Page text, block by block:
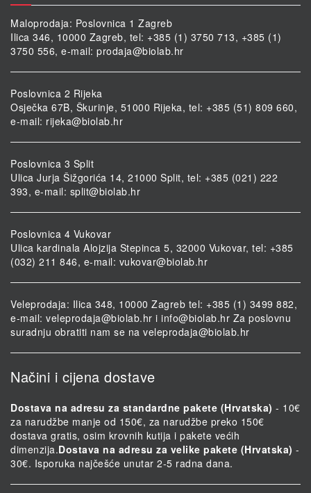
Maloprodaja: Poslovnica 1 Zagreb
Ilica 346, 10000 Zagreb, tel: +385 (1) 3750 713, +385 (1)
3750 556, e-mail: prodaja@biolab.hr
Poslovnica 2 Rijeka
Osječka 67B, Škurinje, 51000 Rijeka, tel: +385 (51) 809 660,
e-mail: rijeka@biolab.hr
Poslovnica 3 Split
Ulica Jurja Šižgorića 14, 21000 Split, tel: +385 (021) 222
393, e-mail: split@biolab.hr
Poslovnica 4 Vukovar
Ulica kardinala Alojzija Stepinca 5, 32000 Vukovar, tel: +385
(032) 211 846, e-mail: vukovar@biolab.hr
Veleprodaja: Ilica 348, 10000 Zagreb tel: +385 (1) 3499 882,
e-mail: veleprodaja@biolab.hr i info@biolab.hr Za poslovnu
suradnju obratiti nam se na veleprodaja@biolab.hr
Načini i cijena dostave
Dostava na adresu za standardne pakete (Hrvatska) - 10€
za narudžbe manje od 150€, za narudžbe preko 150€
dostava gratis, osim krovnih kutija i pakete većih
dimenzija.Dostava na adresu za velike pakete (Hrvatska) -
30€. Isporuka najčešće unutar 2-5 radna dana.